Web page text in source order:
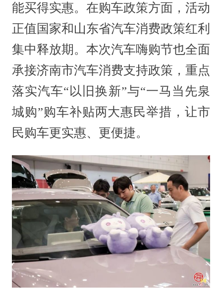
能买得实惠。在购车政策方面，活动
正值国家和山东省汽车消费政策红利
集中释放期。本次汽车嗨购节也全面
承接济南市汽车消费支持政策，重点
落实汽车“以旧换新”与“一马当先泉
城购”购车补贴两大惠民举措，让市
民购车更实惠、更便捷。